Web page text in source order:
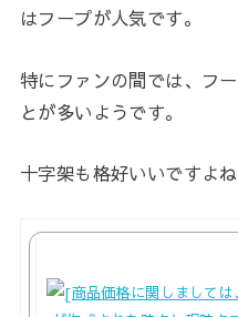
はフープが人気です。
特にファンの間では、フ
とが多いようです。
十字架も格好いいですよね